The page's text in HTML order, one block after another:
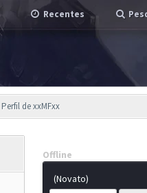
Recentes
Perfil de xxMFxx
Offline
(Novato)